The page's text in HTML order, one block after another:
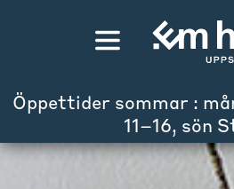
Öppettider sommar :
11–16, sön